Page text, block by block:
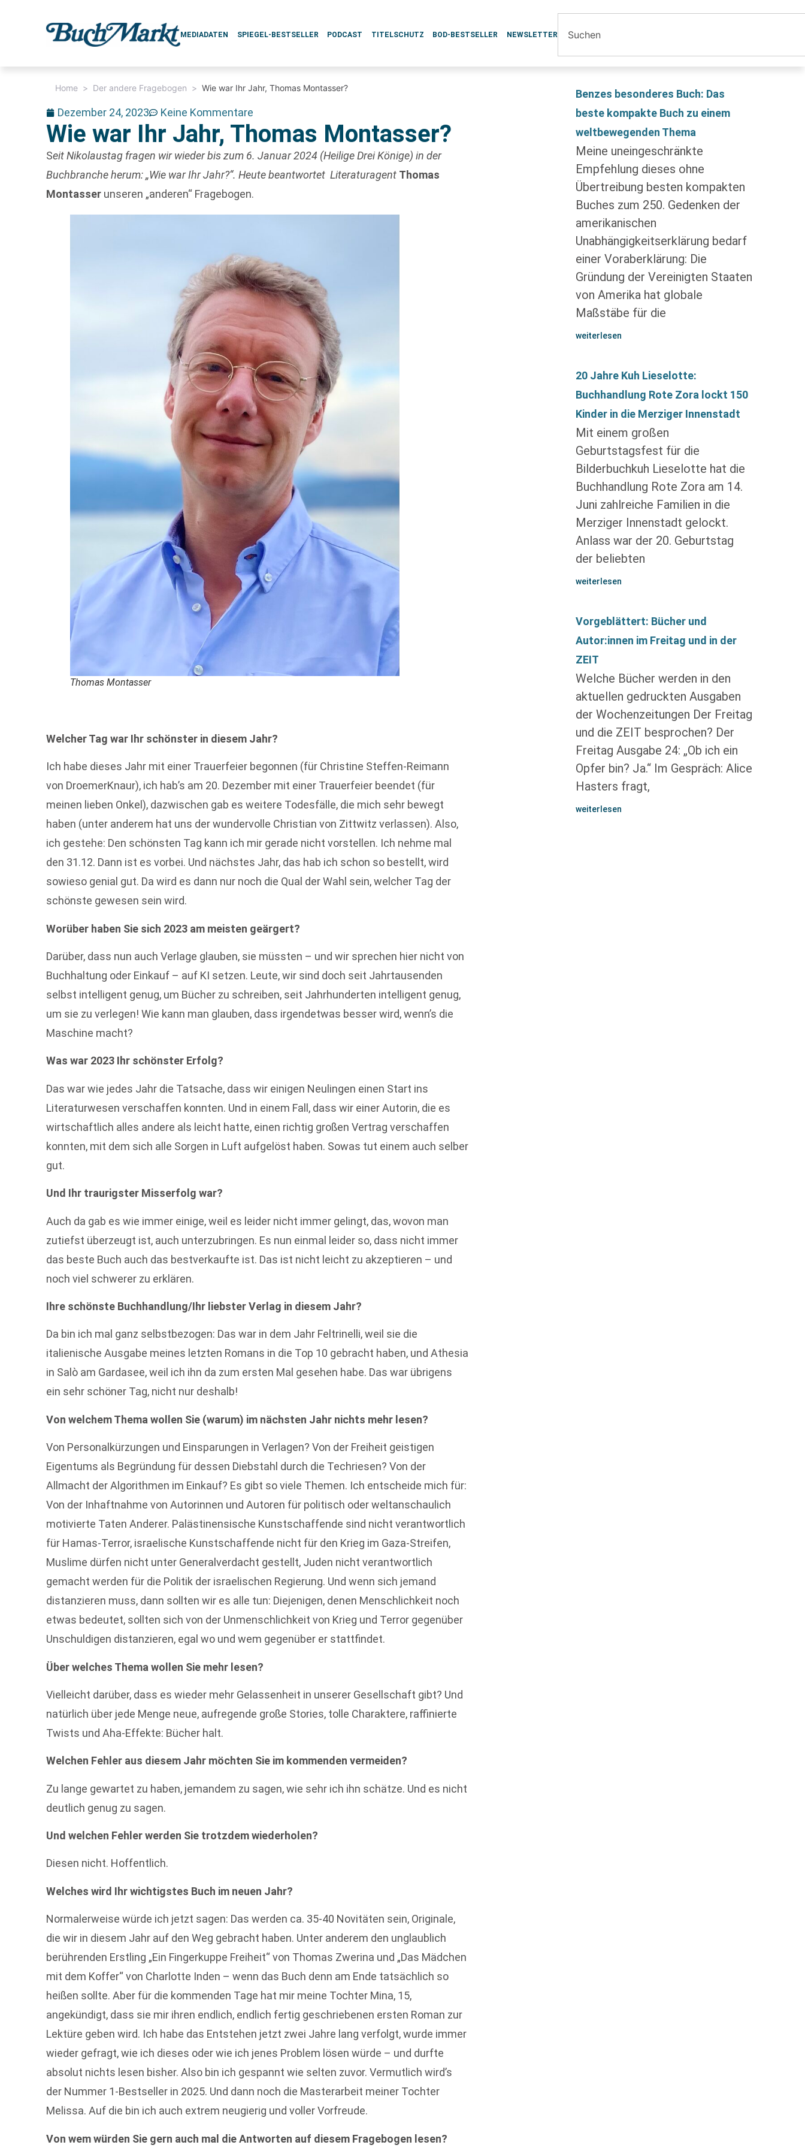
MEDIADATEN SPIEGEL-BESTSELLER PODCAST TITELSCHUTZ BOD-BESTSELLER NEWSLETTER
Home > Der andere Fragebogen > Wie war Ihr Jahr, Thomas Montasser?
Dezember 24, 2023 Keine Kommentare
Wie war Ihr Jahr, Thomas Montasser?
SeitNikolaustag fragen wir wieder bis zum 6. Januar 2024 (Heilige Drei Könige) in der
Buchbranche herum: „Wie war Ihr Jahr?“. Heute beantwortet Literaturagent Thomas
Montasser unseren „anderen“ Fragebogen.
Thomas Montasser
Welcher Tag war Ihr schönster in diesem Jahr?
Ich habe dieses Jahr mit einer Trauerfeier begonnen (für Christine Steffen-Reimann
von DroemerKnaur), ich hab’s am 20. Dezember mit einer Trauerfeier beendet (für
meinen lieben Onkel), dazwischen gab es weitere Todesfälle, die mich sehr bewegt
haben (unter anderem hat uns der wundervolle Christian von Zittwitz verlassen). Also,
ich gestehe: Den schönsten Tag kann ich mir gerade nicht vorstellen. Ich nehme mal
den 31.12. Dann ist es vorbei. Und nächstes Jahr, das hab ich schon so bestellt, wird
sowieso genial gut. Da wird es dann nur noch die Qual der Wahl sein, welcher Tag der
schönste gewesen sein wird.
Worüber haben Sie sich 2023 am meisten geärgert?
Darüber, dass nun auch Verlage glauben, sie müssten – und wir sprechen hier nicht von
Buchhaltung oder Einkauf – auf KI setzen. Leute, wir sind doch seit Jahrtausenden
selbst intelligent genug, um Bücher zu schreiben, seit Jahrhunderten intelligent genug,
um sie zu verlegen! Wie kann man glauben, dass irgendetwas besser wird, wenn’s die
Maschine macht?
Was war 2023 Ihr schönster Erfolg?
Das war wie jedes Jahr die Tatsache, dass wir einigen Neulingen einen Start ins
Literaturwesen verschaffen konnten. Und in einem Fall, dass wir einer Autorin, die es
wirtschaftlich alles andere als leicht hatte, einen richtig großen Vertrag verschaffen
konnten, mit dem sich alle Sorgen in Luft aufgelöst haben. Sowas tut einem auch selber
gut.
Und Ihr traurigster Misserfolg war?
Auch da gab es wie immer einige, weil es leider nicht immer gelingt, das, wovon man
zutiefst überzeugt ist, auch unterzubringen. Es nun einmal leider so, dass nicht immer
das beste Buch auch das bestverkaufte ist. Das ist nicht leicht zu akzeptieren – und
noch viel schwerer zu erklären.
Ihre schönste Buchhandlung/Ihr liebster Verlag in diesem Jahr?
Da bin ich mal ganz selbstbezogen: Das war in dem Jahr Feltrinelli, weil sie die
italienische Ausgabe meines letzten Romans in die Top 10 gebracht haben, und Athesia
in Salò am Gardasee, weil ich ihn da zum ersten Mal gesehen habe. Das war übrigens
ein sehr schöner Tag, nicht nur deshalb!
Von welchem Thema wollen Sie (warum) im nächsten Jahr nichts mehr lesen?
Von Personalkürzungen und Einsparungen in Verlagen? Von der Freiheit geistigen
Eigentums als Begründung für dessen Diebstahl durch die Techriesen? Von der
Allmacht der Algorithmen im Einkauf? Es gibt so viele Themen. Ich entscheide mich für:
Von der Inhaftnahme von Autorinnen und Autoren für politisch oder weltanschaulich
motivierte Taten Anderer. Palästinensische Kunstschaffende sind nicht verantwortlich
für Hamas-Terror, israelische Kunstschaffende nicht für den Krieg im Gaza-Streifen,
Muslime dürfen nicht unter Generalverdacht gestellt, Juden nicht verantwortlich
gemacht werden für die Politik der israelischen Regierung. Und wenn sich jemand
distanzieren muss, dann sollten wir es alle tun: Diejenigen, denen Menschlichkeit noch
etwas bedeutet, sollten sich von der Unmenschlichkeit von Krieg und Terror gegenüber
Unschuldigen distanzieren, egal wo und wem gegenüber er stattfindet.
Über welches Thema wollen Sie mehr lesen?
Vielleicht darüber, dass es wieder mehr Gelassenheit in unserer Gesellschaft gibt? Und
natürlich über jede Menge neue, aufregende große Stories, tolle Charaktere, raffinierte
Twists und Aha-Effekte: Bücher halt.
Welchen Fehler aus diesem Jahr möchten Sie im kommenden vermeiden?
Zu lange gewartet zu haben, jemandem zu sagen, wie sehr ich ihn schätze. Und es nicht
deutlich genug zu sagen.
Und welchen Fehler werden Sie trotzdem wiederholen?
Diesen nicht. Hoffentlich.
Welches wird Ihr wichtigstes Buch im neuen Jahr?
Normalerweise würde ich jetzt sagen: Das werden ca. 35-40 Novitäten sein, Originale,
die wir in diesem Jahr auf den Weg gebracht haben. Unter anderem den unglaublich
berührenden Erstling „Ein Fingerkuppe Freiheit“ von Thomas Zwerina und „Das Mädchen
mit dem Koffer“ von Charlotte Inden – wenn das Buch denn am Ende tatsächlich so
heißen sollte. Aber für die kommenden Tage hat mir meine Tochter Mina, 15,
angekündigt, dass sie mir ihren endlich, endlich fertig geschriebenen ersten Roman zur
Lektüre geben wird. Ich habe das Entstehen jetzt zwei Jahre lang verfolgt, wurde immer
wieder gefragt, wie ich dieses oder wie ich jenes Problem lösen würde – und durfte
absolut nichts lesen bisher. Also bin ich gespannt wie selten zuvor. Vermutlich wird’s
der Nummer 1-Bestseller in 2025. Und dann noch die Masterarbeit meiner Tochter
Melissa. Auf die bin ich auch extrem neugierig und voller Vorfreude.
Von wem würden Sie gern auch mal die Antworten auf diesem Fragebogen lesen?
Benzes besonderes Buch: Das
beste kompakte Buch zu einem
weltbewegenden Thema
Meine uneingeschränkte
Empfehlung dieses ohne
Übertreibung besten kompakten
Buches zum 250. Gedenken der
amerikanischen
Unabhängigkeitserklärung bedarf
einer Voraberklärung: Die
Gründung der Vereinigten Staaten
von Amerika hat globale
Maßstäbe für die
weiterlesen
20 Jahre Kuh Lieselotte:
Buchhandlung Rote Zora lockt 150
Kinder in die Merziger Innenstadt
Mit einem großen
Geburtstagsfest für die
Bilderbuchkuh Lieselotte hat die
Buchhandlung Rote Zora am 14.
Juni zahlreiche Familien in die
Merziger Innenstadt gelockt.
Anlass war der 20. Geburtstag
der beliebten
weiterlesen
Vorgeblättert: Bücher und
Autor:innen im Freitag und in der
ZEIT
Welche Bücher werden in den
aktuellen gedruckten Ausgaben
der Wochenzeitungen Der Freitag
und die ZEIT besprochen? Der
Freitag Ausgabe 24: „Ob ich ein
Opfer bin? Ja.“ Im Gespräch: Alice
Hasters fragt,
weiterlesen